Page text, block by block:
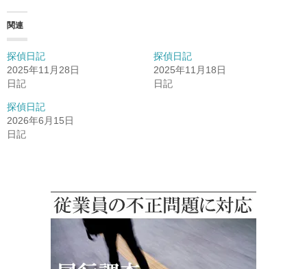
関連
探偵日記
2025年11月28日
日記
探偵日記
2025年11月18日
日記
探偵日記
2026年6月15日
日記